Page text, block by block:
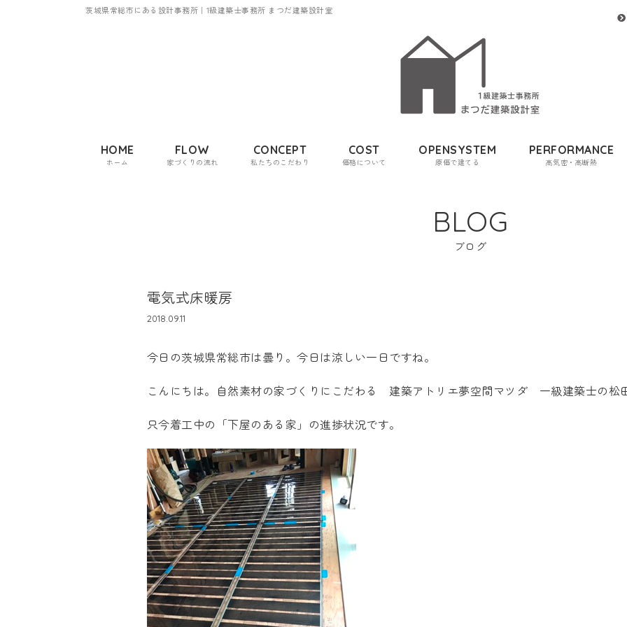
茨城県常総市にある設計事務所｜1級建築士事務所 まつだ建築設計室
HOME
ホーム
FLOW
家づくりの流れ
CONCEPT
私たちのこだわり
COST
価格について
OPENSYSTEM
原価で建てる
PERFORMANCE
高気密・高断熱
BLOG
ブログ
電気式床暖房
2018.09.11
今日の茨城県常総市は曇り。今日は涼しい一日ですね。
こんにちは。自然素材の家づくりにこだわる 建築アトリエ夢空間マツダ 一級建築士の松
只今着工中の「下屋のある家」の進捗状況です。